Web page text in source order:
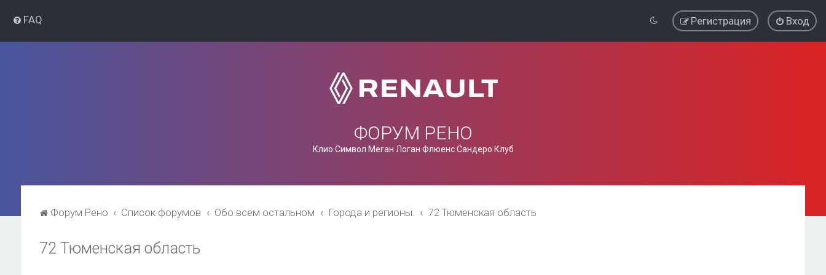
FAQ Вход
Регистрация
ФОРУМ РЕНО
Клио Символ Меган Логан Флюенс Сандеро Клуб
Форум Рено Список форумов Обо всём остальном Города и регионы. 72 Тюменская область
72 Тюменская область